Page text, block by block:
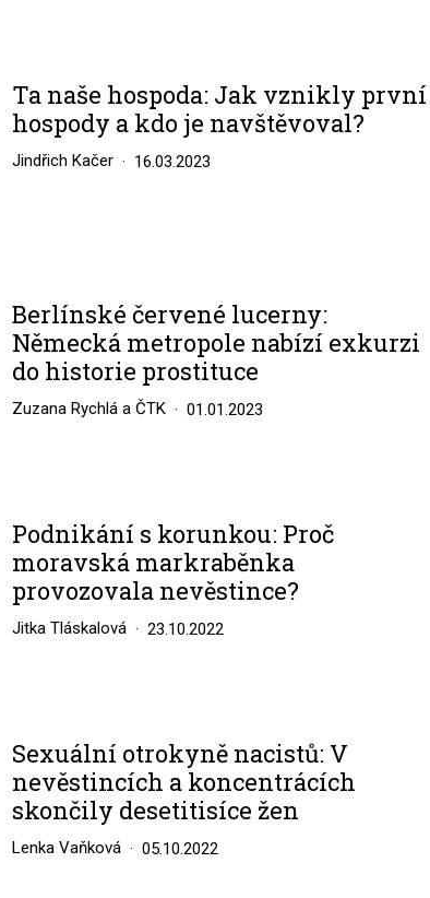
Ta naše hospoda: Jak vznikly první
hospody a kdo je navštěvoval?
Jindřich Kačer 16.03.2023
Berlínské červené lucerny:
Německá metropole nabízí exkurzi
do historie prostituce
Zuzana Rychlá a ČTK 01.01.2023
Podnikání s korunkou: Proč
moravská markraběnka
provozovala nevěstince?
Jitka Tláskalová 23.10.2022
Sexuální otrokyně nacistů: V
nevěstincích a koncentrácích
skončily desetitisíce žen
Lenka Vaňková 05.10.2022